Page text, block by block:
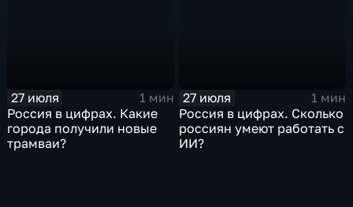
27 июля
1 мин
Россия в цифрах. Какие
города получили новые
трамваи?
27 июля
1 мин
Россия в цифрах. Сколько
россиян умеют работать с
ИИ?